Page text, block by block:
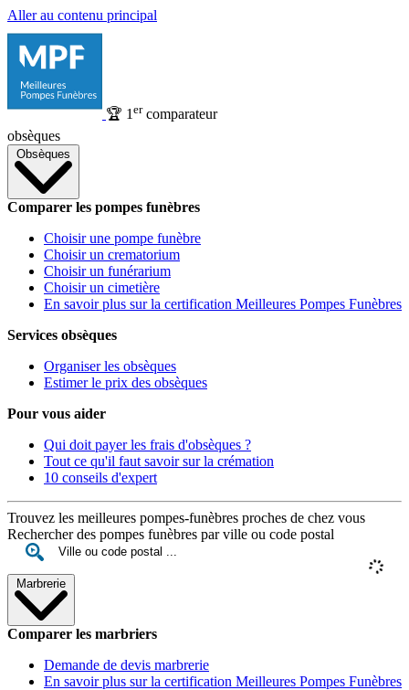
Aller au contenu principal
🏆 1 ercomparateur
obsèques
Obsèques
Comparer les pompes funèbres
Choisir une pompe funèbre
Choisir un crematorium
Choisir un funérarium
Choisir un cimetière
En savoir plus sur la certification Meilleures Pompes Funèbres
Services obsèques
Organiser les obsèques
Estimer le prix des obsèques
Pour vous aider
Qui doit payer les frais d'obsèques ?
Tout ce qu'il faut savoir sur la crémation
10 conseils d'expert
Trouvez les meilleures pompes-funèbres proches de chez vous
Rechercher des pompes funèbres par ville ou code postal
Marbrerie
Comparer les marbriers
Demande de devis marbrerie
En savoir plus sur la certification Meilleures Pompes Funèbres